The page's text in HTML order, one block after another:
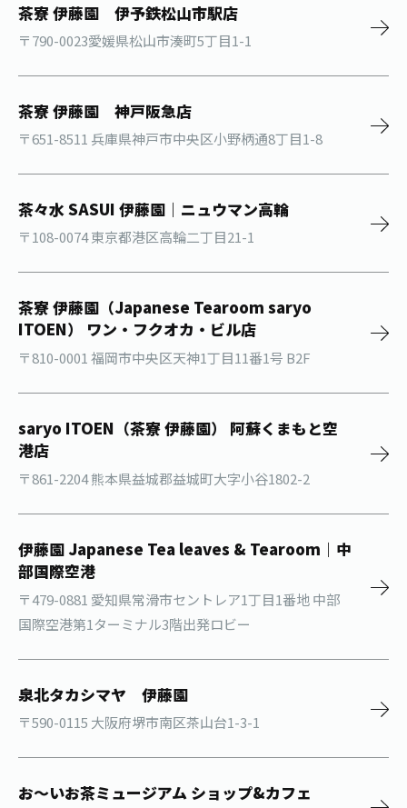
茶寮 伊藤園 伊予鉄松山市駅店
〒790-0023愛媛県松山市湊町5丁目1-1
茶寮 伊藤園 神戸阪急店
〒651-8511 兵庫県神戸市中央区小野柄通8丁目1-8
茶々水 SASUI 伊藤園｜ニュウマン高輪
〒108-0074 東京都港区高輪二丁目21-1
茶寮 伊藤園（Japanese Tearoom saryo
ITOEN） ワン・フクオカ・ビル店
〒810-0001 福岡市中央区天神1丁目11番1号 B2F
saryo ITOEN（茶寮 伊藤園） 阿蘇くまもと空
港店
〒861-2204 熊本県益城郡益城町大字小谷1802-2
伊藤園 Japanese Tea leaves & Tearoom｜中
部国際空港
〒479-0881 愛知県常滑市セントレア1丁目1番地 中部
国際空港第1ターミナル3階出発ロビー
泉北タカシマヤ 伊藤園
〒590-0115 大阪府堺市南区茶山台1-3-1
お～いお茶ミュージアム ショップ&カフェ